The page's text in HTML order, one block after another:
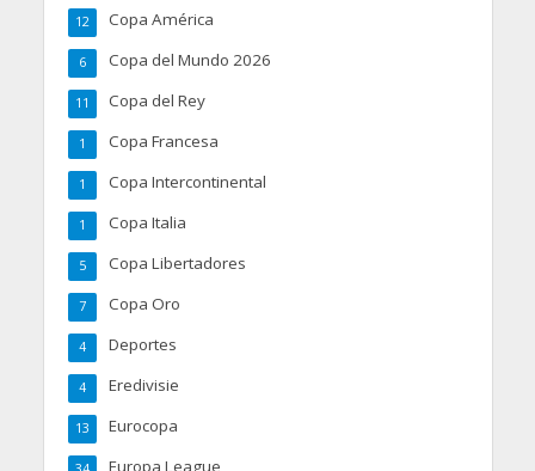
Copa América
12
Copa del Mundo 2026
6
Copa del Rey
11
Copa Francesa
1
Copa Intercontinental
1
Copa Italia
1
Copa Libertadores
5
Copa Oro
7
Deportes
4
Eredivisie
4
Eurocopa
13
Europa League